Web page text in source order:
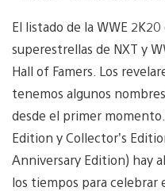
El listado de la WWE
superestrellas de NXT y
Hall of Famers. Los
tenemos algunos
desde el primer
Edition y Collector’s
Anniversary Edition) hay
los tiempos para celebrar